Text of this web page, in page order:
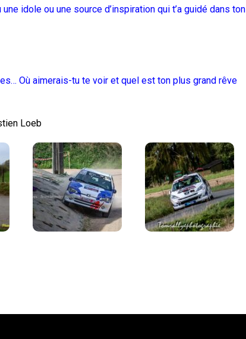
idole ou une source d’inspiration qui t’a guidé dans ton
Où aimerais-tu te voir et quel est ton plus grand rêve
Loeb